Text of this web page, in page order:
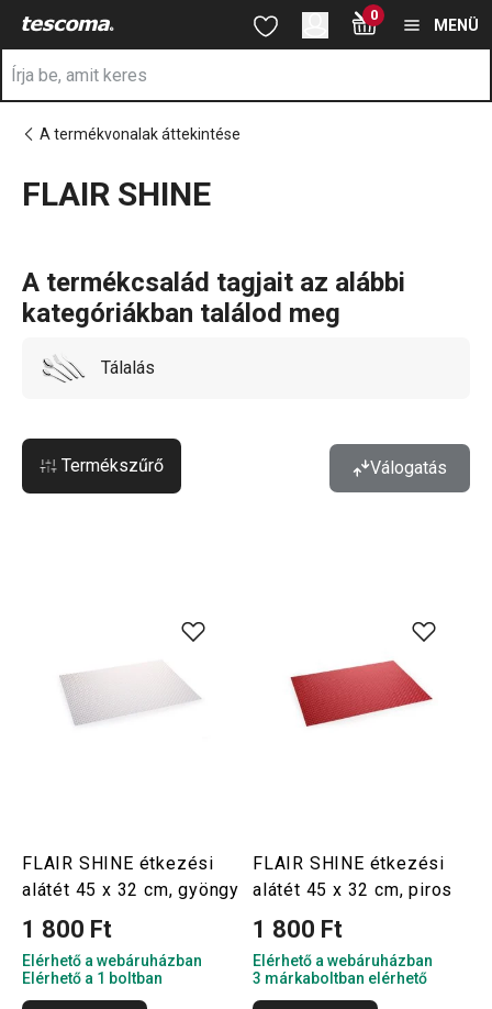
Ugrás a fő tartalomhoz
Ugrás a kereséshez
Ugrás a navigációhoz 0
MENÜ
A termékvonalak áttekintése
FLAIR SHINE
A termékcsalád tagjait az alábbi
kategóriákban találod meg
Tálalás
Termékszűrő Válogatás
FLAIR SHINE étkezési
alátét 45 x 32 cm, gyöngy
1 800 Ft
Elérhető a webáruházban
Elérhető a 1 boltban
FLAIR SHINE étkezési
alátét 45 x 32 cm, piros
1 800 Ft
Elérhető a webáruházban
3 márkaboltban elérhető